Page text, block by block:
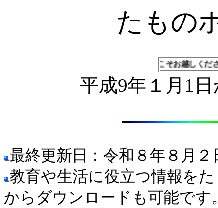
たもの
ようこそお越しくださいまし
平成9年１月1
最終更新日：令和８年８月２
教育や生活に役立つ情報を
からダウンロードも可能です